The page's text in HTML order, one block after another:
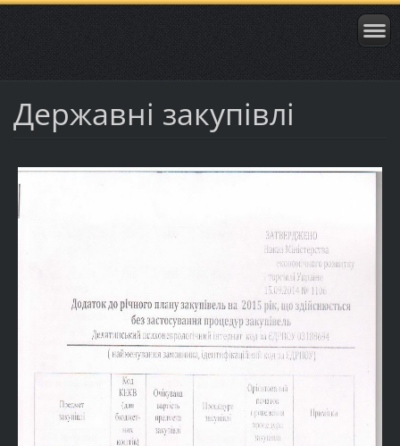
Державні закупівлі